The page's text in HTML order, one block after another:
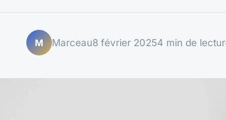
M Marceau8 février 20254 min de